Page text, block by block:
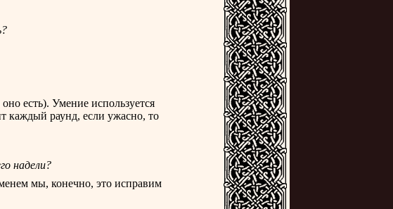
есть). Умение используется
каждый раунд, если ужасно, то
надели?
мы, конечно, это исправим